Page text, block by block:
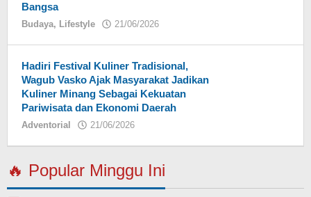
Bangsa
Budaya, Lifestyle 21/06/2026
Hadiri Festival Kuliner Tradisional,
Wagub Vasko Ajak Masyarakat Jadikan
Kuliner Minang Sebagai Kekuatan
Pariwisata dan Ekonomi Daerah
Adventorial 21/06/2026
🔥 Popular Minggu Ini